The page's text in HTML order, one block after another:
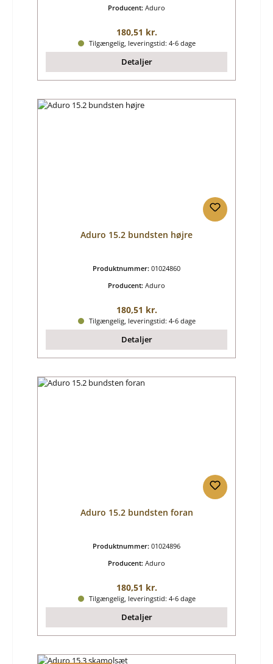
Producent: Aduro
Almindelig pris:
180,51 kr.
Tilgængelig, leveringstid: 4-6 dage
Detaljer
Aduro 15.2 bundsten højre
Produktnummer: 01024860
Producent: Aduro
Almindelig pris:
180,51 kr.
Tilgængelig, leveringstid: 4-6 dage
Detaljer
Aduro 15.2 bundsten foran
Produktnummer: 01024896
Producent: Aduro
Almindelig pris:
180,51 kr.
Tilgængelig, leveringstid: 4-6 dage
Detaljer